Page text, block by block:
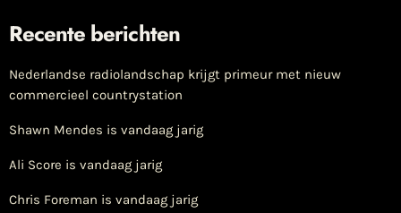
Recente berichten
Nederlandse radiolandschap krijgt primeur met nieuw
commercieel countrystation
Shawn Mendes is vandaag jarig
Ali Score is vandaag jarig
Chris Foreman is vandaag jarig